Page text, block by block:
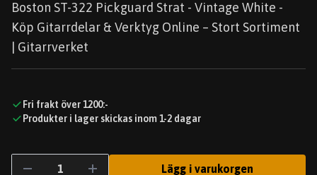
Boston ST-322 Pickguard Strat - Vintage White -
Köp Gitarrdelar & Verktyg Online – Stort Sortiment
| Gitarrverket
Fri frakt över 1200:-
Produkter i lager skickas inom 1-2 dagar
Lägg i varukorgen